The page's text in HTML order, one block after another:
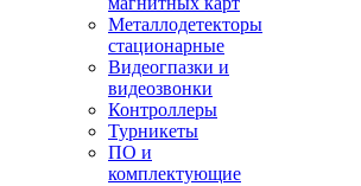
Металлодетекторы
стационарные
Видеогпазки и
видеозвонки
Контроллеры
Турникеты
ПО и
комплектующие